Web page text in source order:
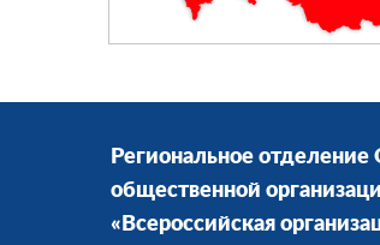
Региональное
общественной
«Всероссийская